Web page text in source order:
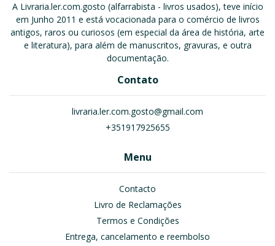
A Livraria.ler.com.gosto (alfarrabista - livros usados), teve início
em Junho 2011 e está vocacionada para o comércio de livros
antigos, raros ou curiosos (em especial da área de história, arte
e literatura), para além de manuscritos, gravuras, e outra
documentação.
Contato
livraria.ler.com.gosto@gmail.com
+351917925655
Menu
Contacto
Livro de Reclamações
Termos e Condições
Entrega, cancelamento e reembolso